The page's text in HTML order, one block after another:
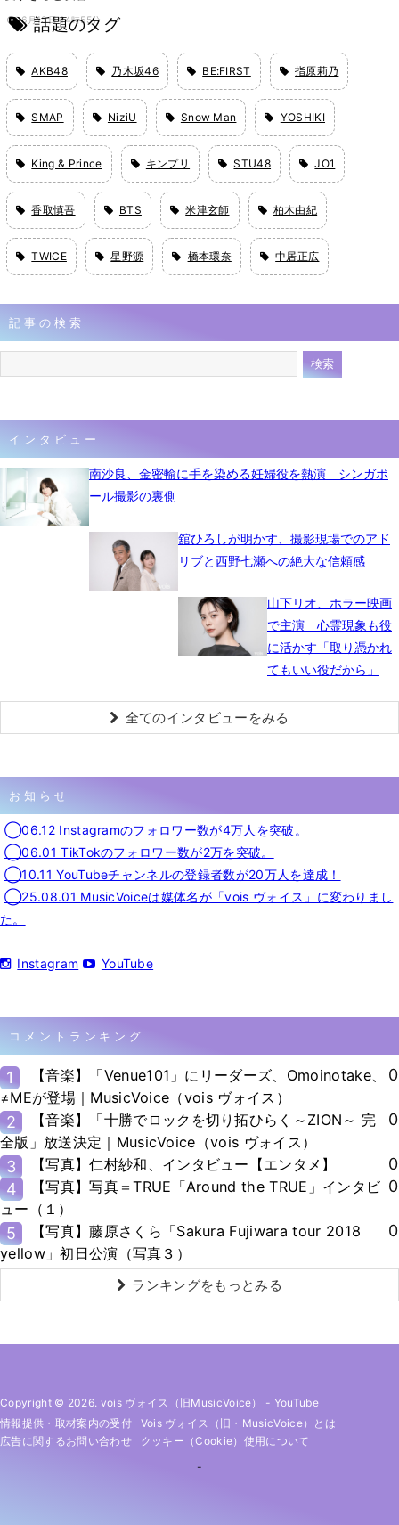
6月13日 14時55分
話題のタグ
AKB48 乃木坂46 BE:FIRST 指原莉乃
SMAP NiziU Snow Man YOSHIKI
King & Prince キンプリ STU48 JO1
香取慎吾 BTS 米津玄師 柏木由紀
TWICE 星野源 橋本環奈 中居正広
記事の検索
インタビュー
南沙良、金密輸に手を染める妊婦役を熱演 シンガポ
ール撮影の裏側
舘ひろしが明かす、撮影現場でのアド
リブと西野七瀬への絶大な信頼感
山下リオ、ホラー映画
で主演 心霊現象も役
に活かす「取り憑かれ
てもいい役だから」
全てのインタビューをみる
お知らせ
◯06.12 Instagramのフォロワー数が4万人を突破。
◯06.01 TikTokのフォロワー数が2万を突破。
◯10.11 YouTubeチャンネルの登録者数が20万人を達成！
◯25.08.01 MusicVoiceは媒体名が「vois ヴォイス」に変わりまし
た。
Instagram YouTube
コメントランキング
1
【音楽】「Venue101」にリーダーズ、Omoinotake、
≠MEが登場｜MusicVoice（vois ヴォイス）
0
2
【音楽】「十勝でロックを切り拓ひらく～ZION～ 完
全版」放送決定｜MusicVoice（vois ヴォイス）
0
3 【写真】仁村紗和、インタビュー【エンタメ】
0
4
【写真】写真＝TRUE「Around the TRUE」インタビ
ュー（１）
0
5
【写真】藤原さくら「Sakura Fujiwara tour 2018
yellow」初日公演（写真３）
0
ランキングをもっとみる
Copyright © 2026. vois ヴォイス（旧MusicVoice） - YouTube
情報提供・取材案内の受付
Vois ヴォイス（旧・MusicVoice）とは
広告に関するお問い合わせ
クッキー（cookie）使用について
-